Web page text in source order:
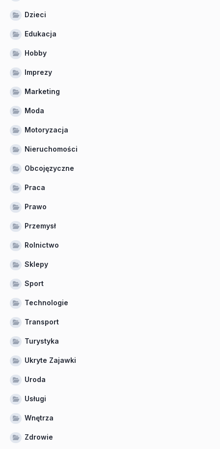
Dzieci
Edukacja
Hobby
Imprezy
Marketing
Moda
Motoryzacja
Nieruchomości
Obcojęzyczne
Praca
Prawo
Przemysł
Rolnictwo
Sklepy
Sport
Technologie
Transport
Turystyka
Ukryte Zajawki
Uroda
Usługi
Wnętrza
Zdrowie